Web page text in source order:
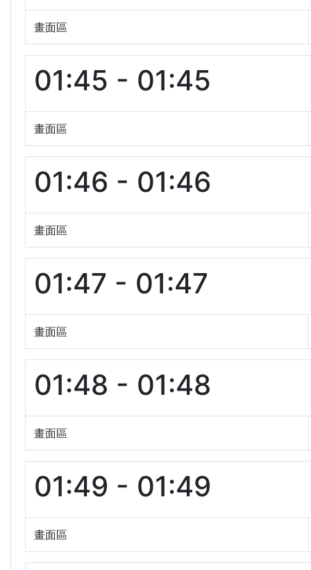
畫面區
01:45 - 01:45
畫面區
01:46 - 01:46
畫面區
01:47 - 01:47
畫面區
01:48 - 01:48
畫面區
01:49 - 01:49
畫面區